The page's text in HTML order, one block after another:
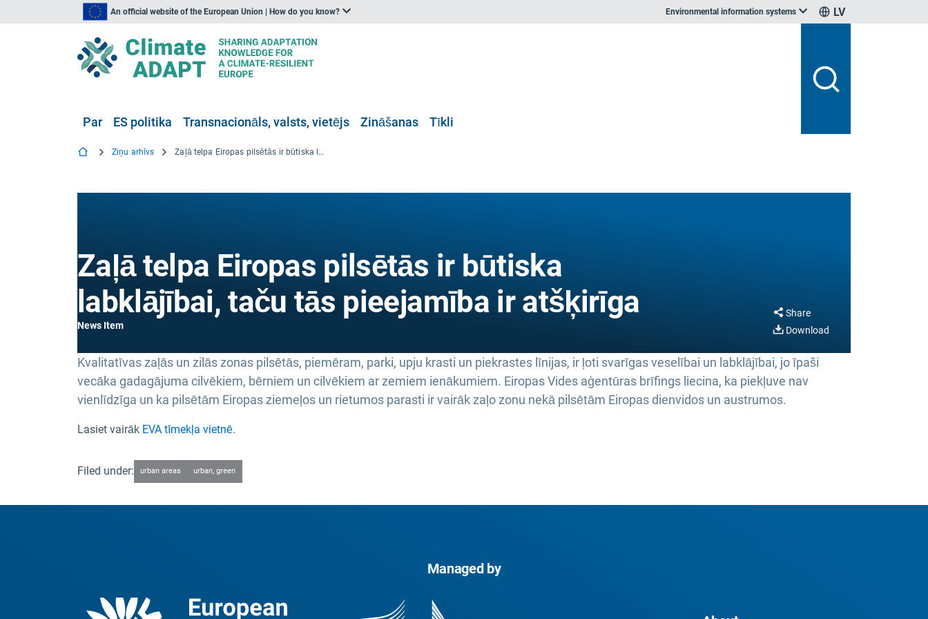
An official website of the European Union | How do you know? Environmental information systems LV
Par ES politika Transnacionāls, valsts, vietējs Zināšanas Tīkli
Ziņu arhīvs Zaļā telpa Eiropas pilsētās ir būtiska labklājībai, taču tās pieejamība ir atšķirīga
Zaļā telpa Eiropas pilsētās ir būtiska
labklājībai, taču tās pieejamība ir atšķirīga
News Item
Share
Download
Kvalitatīvas zaļās un zilās zonas pilsētās, piemēram, parki, upju krasti un piekrastes līnijas, ir ļoti svarīgas veselībai un labklājībai, jo īpaši
vecāka gadagājuma cilvēkiem, bērniem un cilvēkiem ar zemiem ienākumiem. Eiropas Vides aģentūras brīfings liecina, ka piekļuve nav
vienlīdzīga un ka pilsētām Eiropas ziemeļos un rietumos parasti ir vairāk zaļo zonu nekā pilsētām Eiropas dienvidos un austrumos.
Lasiet vairāk EVA tīmekļa vietnē.
Filed under: urban areas urban, green
Managed by